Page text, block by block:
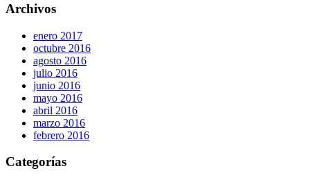
Archivos
enero 2017
octubre 2016
agosto 2016
julio 2016
junio 2016
mayo 2016
abril 2016
marzo 2016
febrero 2016
Categorías